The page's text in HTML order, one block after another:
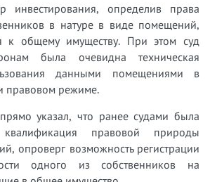
инвестирования, определив права
в натуре в виде помещений,
к общему имуществу. При этом суд
была очевидна техническая
данными помещениями в
правовом режиме.
указал, что ранее судами была
правовой природы
опроверг возможность регистрации
одного из собственников на